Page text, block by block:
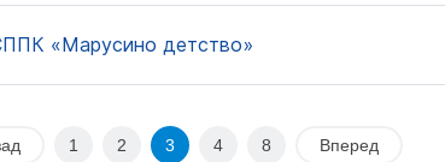
«Марусино детство»
1 2 3 4 8 Вперед